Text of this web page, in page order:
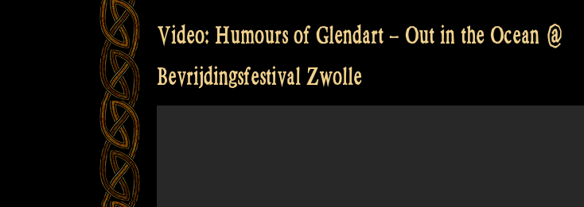
Video: Humours of Glendart – Out in the Ocean @
Bevrijdingsfestival Zwolle